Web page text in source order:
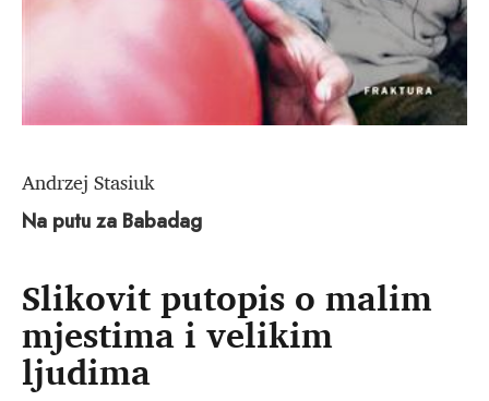
Andrzej Stasiuk
Na putu za Babadag
Slikovit putopis o malim
mjestima i velikim
ljudima